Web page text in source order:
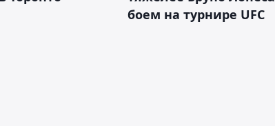
боем на турнире UFC